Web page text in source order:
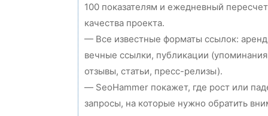
100 показателям и ежедневный
качества проекта.
— Все известные форматы ссылок:
вечные ссылки, публикации
отзывы, статьи, пресс-релизы).
— SeoHammer покажет, где рост или
запросы, на которые нужно обратить